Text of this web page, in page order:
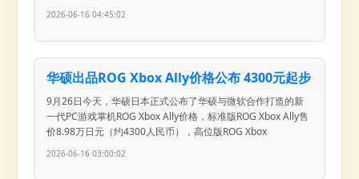
2026-06-16 04:45:02
华硕出品ROG Xbox Ally价格公布 4300元起步
9月26日今天，华硕日本正式公布了华硕与微软合作打造的新
一代PC游戏掌机ROG Xbox Ally价格，标准版ROG Xbox Ally售
价8.98万日元（约4300人民币），高位版ROG Xbox
2026-06-16 03:00:02